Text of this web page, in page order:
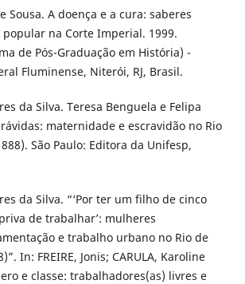
Sousa. A doença e a cura: saberes
na Corte Imperial. 1999.
de Pós-Graduação em História) -
Fluminense, Niterói, RJ, Brasil.
da Silva. Teresa Benguela e Felipa
maternidade e escravidão no Rio
São Paulo: Editora da Unifesp,
da Silva. “‘Por ter um filho de cinco
de trabalhar’: mulheres
e trabalho urbano no Rio de
In: FREIRE, Jonis; CARULA, Karoline
e classe: trabalhadores(as) livres e